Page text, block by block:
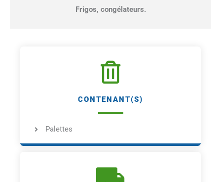
Frigos, congélateurs.
CONTENANT(S)
Palettes